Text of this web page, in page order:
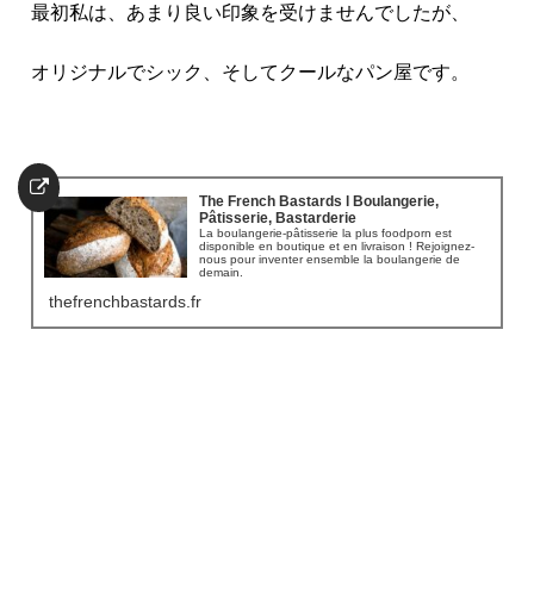
最初私は、あまり良い印象を受けませんでしたが、
オリジナルでシック、そしてクールなパン屋です。
The French Bastards l Boulangerie,
Pâtisserie, Bastarderie
La boulangerie-pâtisserie la plus foodporn est
disponible en boutique et en livraison ! Rejoignez-
nous pour inventer ensemble la boulangerie de
demain.
thefrenchbastards.fr